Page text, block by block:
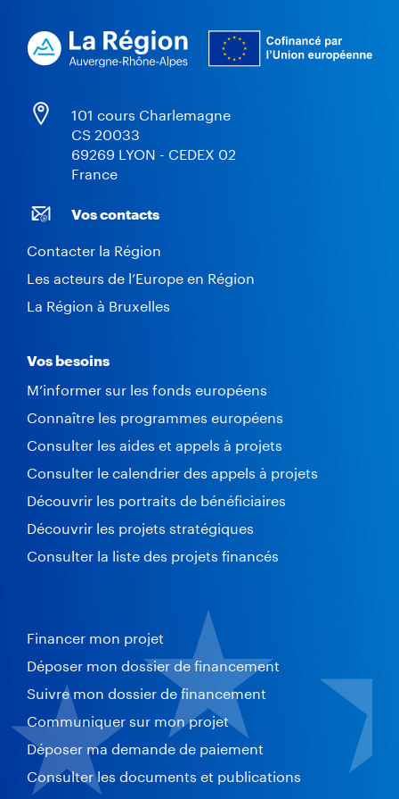
e
l
r
101 cours Charlemagne
CS 20033
69269 LYON - CEDEX 02
France
Vos contacts
Contacter la Région
Les acteurs de l’Europe en Région
La Région à Bruxelles
Vos besoins
M’informer sur les fonds européens
Connaître les programmes européens
Consulter les aides et appels à projets
Consulter le calendrier des appels à projets
Découvrir les portraits de bénéficiaires
Découvrir les projets stratégiques
Consulter la liste des projets financés
Financer mon projet
Déposer mon dossier de financement
Suivre mon dossier de financement
Communiquer sur mon projet
Déposer ma demande de paiement
Consulter les documents et publications